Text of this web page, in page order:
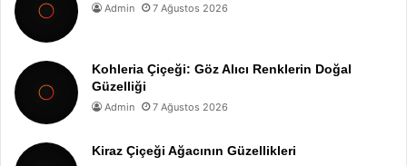
Admin 7 Ağustos 2026
Kohleria Çiçeği: Göz Alıcı Renklerin Doğal
Güzelliği
Admin 7 Ağustos 2026
Kiraz Çiçeği Ağacının Güzellikleri